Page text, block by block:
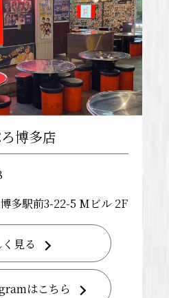
博多店
多駅前3-22-5 Mビル 2F
見る
はこちら